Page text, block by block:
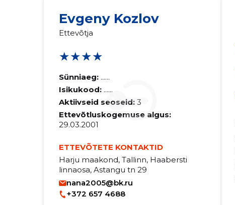
Evgeny Kozlov
Ettevõtja
★★★★
Sünniaeg: ......
Isikukood: ......
Aktiivseid seoseid: 3
Ettevõtluskogemuse algus:
29.03.2001
ETTEVÕTETE KONTAKTID
Harju maakond, Tallinn, Haabersti
linnaosa, Astangu tn 29
nana2005@bk.ru
+372 657 4688